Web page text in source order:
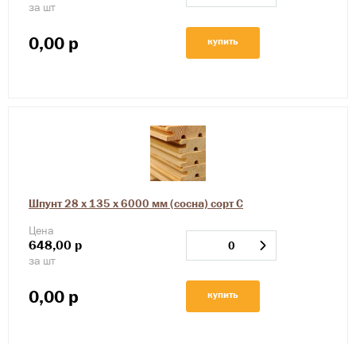
за шт
0,00 р купить
Шпунт 28 х 135 х 6000 мм (сосна) сорт С
Цена
648,00 р
за шт
0,00 р купить